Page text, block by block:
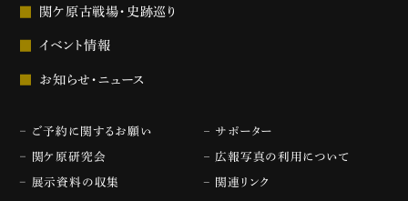
関ケ原古戦場・史跡巡り
イベント情報
お知らせ・ニュース
ご予約に関するお願い サポーター
関ケ原研究会 広報写真の利用について
展示資料の収集 関連リンク